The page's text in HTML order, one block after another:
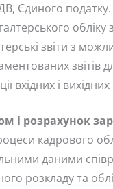
Єдиного податку.
обліку
звіти з
звітів
вхідних і
і розрахунок
кадрового
даними
розкладу та